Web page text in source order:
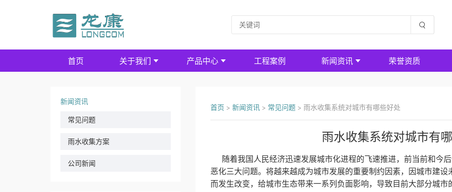
首页 关于我们 产品中心 工程案例 新闻资讯 荣誉资质
新闻资讯
常见问题
雨水收集方案
公司新闻
首页 > 新闻资讯> 常见问题> 雨水收集系统对城市有哪些好处
雨水收集系统对城市有
随着我国人民经济迅速发展城市化进程的飞速推进，前当前和今
恶化三大问题。将越来越成为城市发展的重要制约因素，因城市建
而发生改变，给城市生态带来一系列负面影响，导致目前大部分城市